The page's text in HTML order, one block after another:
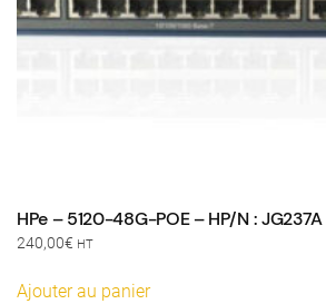
HPe – 5120-48G-POE – HP/N : JG237A
240,00€ HT
Ajouter au panier